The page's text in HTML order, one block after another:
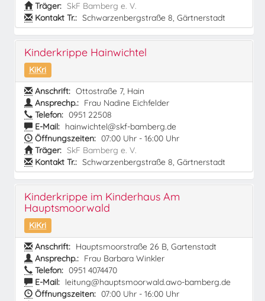
Träger: SkF Bamberg e. V.
Kontakt Tr.: Schwarzenbergstraße 8, Gärtnerstadt
Kinderkrippe Hainwichtel
KiKri
Anschrift: Ottostraße 7, Hain
Ansprechp.: Frau Nadine Eichfelder
Telefon: 0951 22508
E-Mail: hainwichtel@skf-bamberg.de
Öffnungszeiten: 07:00 Uhr - 16:00 Uhr
Träger: SkF Bamberg e. V.
Kontakt Tr.: Schwarzenbergstraße 8, Gärtnerstadt
Kinderkrippe im Kinderhaus Am
Hauptsmoorwald
KiKri
Anschrift: Hauptsmoorstraße 26 B, Gartenstadt
Ansprechp.: Frau Barbara Winkler
Telefon: 0951 4074470
E-Mail: leitung@hauptsmoorwald.awo-bamberg.de
Öffnungszeiten: 07:00 Uhr - 16:00 Uhr